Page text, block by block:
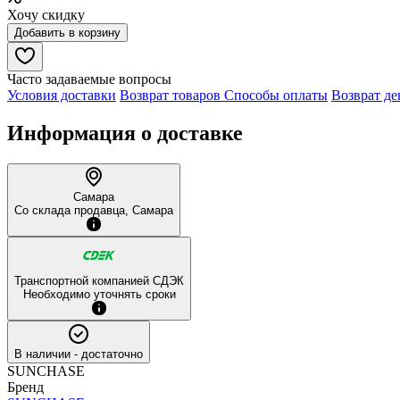
Хочу скидку
Добавить в корзину
Часто задаваемые вопросы
Условия доставки Возврат товаров Способы оплаты Возврат
Информация о доставке
Самара
Со склада продавца, Самара
Транспортной компанией СДЭК
Необходимо уточнять сроки
В наличии - достаточно
SUNCHASE
Бренд